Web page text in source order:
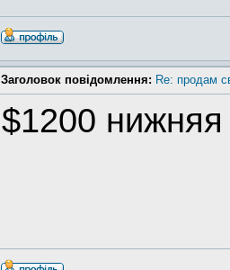
Заголовок повідомлення: Re: продам
$1200